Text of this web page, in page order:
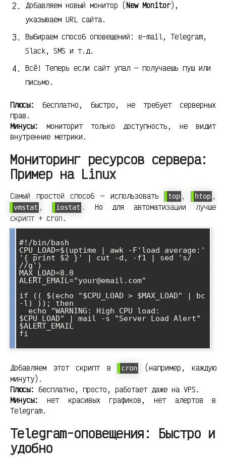
Добавляем новый монитор (New Monitor),
указываем URL сайта.
Выбираем способ оповещений: e-mail, Telegram,
Slack, SMS и т.д.
Всё! Теперь если сайт упал — получаешь пуш или
письмо.
Плюсы:
бесплатно, быстро, не требует серверных
прав.
Минусы:
мониторит только доступность, не видит
внутренние метрики.
Мониторинг ресурсов сервера:
Пример на Linux
Самый простой способ — использовать top , htop ,
vmstat , iostat . Но для автоматизации лучше
скрипт + cron.
#!/bin/bash
CPU_LOAD=$(uptime | awk -F'load average:'
'{ print $2 }' | cut -d, -f1 | sed 's/
//g')
MAX_LOAD=8.0
ALERT_EMAIL="your@email.com"
if (( $(echo "$CPU_LOAD > $MAX_LOAD" | bc
-l) )); then
$CPU_LOAD" | mail -s "Server Load Alert"
$ALERT_EMAIL
fi
Добавляем этот скрипт в cron
(например, каждую
минуту).
Плюсы: бесплатно, просто, работает даже на VPS.
Минусы:
нет красивых графиков, нет алертов в
Telegram.
Telegram-оповещения: Быстро и
удобно